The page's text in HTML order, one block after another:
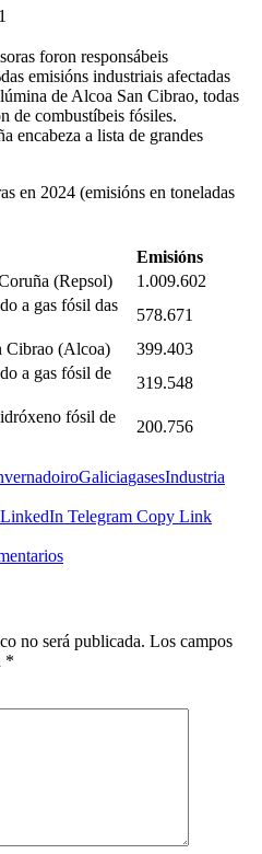
foron responsábeis
emisións industriais afectadas
de Alcoa San Cibrao, todas
de combustíbeis fósiles.
encabeza a lista de grandes
en 2024 (emisións en toneladas
Emisións
(Repsol)
1.009.602
a gas fósil das
578.671
Cibrao (Alcoa)
399.403
a gas fósil de
319.548
fósil de
200.756
GaliciagasesIndustria
LinkedIn Telegram Copy Link
no será publicada. Los campos
*